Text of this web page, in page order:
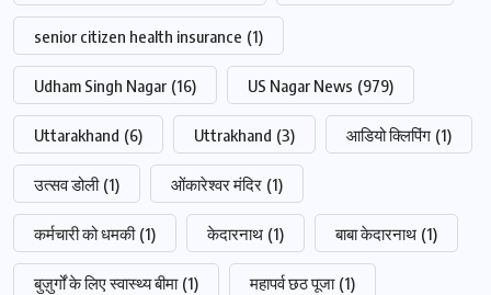
senior citizen health insurance (1)
Udham Singh Nagar (16) US Nagar News (979)
Uttarakhand (6) Uttrakhand (3) आडियो क्लिपिंग (1)
उत्सव डोली (1) ओंकारेश्वर मंदिर (1)
कर्मचारी को धमकी (1) केदारनाथ (1) बाबा केदारनाथ (1)
बुज़ुर्गों के लिए स्वास्थ्य बीमा (1) महापर्व छठ पूजा (1)